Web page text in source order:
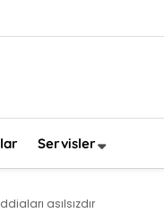
Servisler
asılsızdır